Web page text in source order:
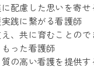
配慮した思いを寄
践に繋がる看護師
、共に育むことの
った看護師
の高い看護を提供す